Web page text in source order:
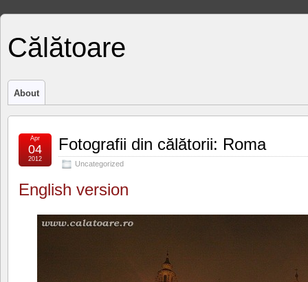
Călătoare
About
Fotografii din călătorii: Roma
Uncategorized
Apr
04
2012
English version